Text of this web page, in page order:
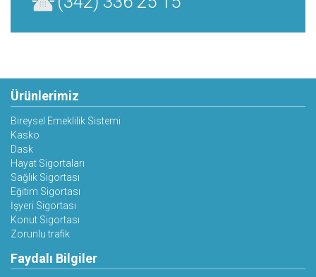
Ürünlerimiz
Bireysel Emeklilik Sistemi
Kasko
Dask
Hayat Sigortaları
Sağlık Sigortası
Eğitim Sigortası
İşyeri Sigortası
Konut Sigortası
Zorunlu trafik
Faydalı Bilgiler